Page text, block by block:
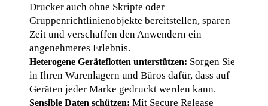
Drucker auch ohne Skripte oder
Gruppenrichtlinienobjekte bereitstellen, sparen
Zeit und verschaffen den Anwendern ein
angenehmeres Erlebnis.
Heterogene Geräteflotten unterstützen: Sorgen Sie
in Ihren Warenlagern und Büros dafür, dass auf
Geräten jeder Marke gedruckt werden kann.
Sensible Daten schützen: Mit Secure Release